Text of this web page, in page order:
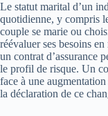
Le statut marital d’un
quotidienne, y compris
couple se marie ou
réévaluer ses besoins en
un contrat d’assurance
le profil de risque. Un
face à une
la déclaration de ce